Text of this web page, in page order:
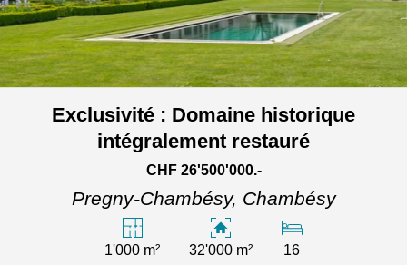
Exclusivité : Domaine historique
intégralement restauré
CHF 26'500'000.-
Pregny-Chambésy, Chambésy
1'000 m² 32'000 m² 16